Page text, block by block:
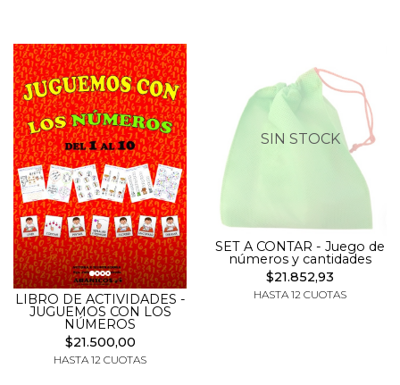
LIBRO DE ACTIVIDADES -
JUGUEMOS CON LOS
NÚMEROS
$21.500,00
HASTA 12 CUOTAS
SIN STOCK
SET A CONTAR - Juego de
números y cantidades
$21.852,93
HASTA 12 CUOTAS